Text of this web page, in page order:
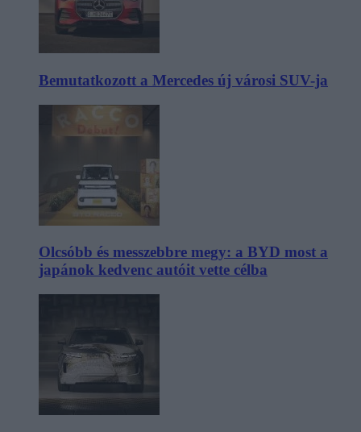
Bemutatkozott a Mercedes új városi SUV-ja
Olcsóbb és messzebbre megy: a BYD most a
japánok kedvenc autóit vette célba